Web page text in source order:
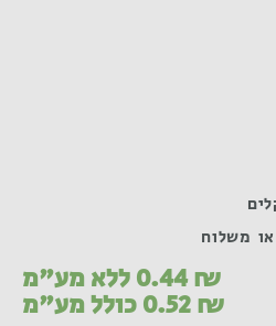
משלוח
0.44₪ ללא מע"מ
0.52₪ כולל מע"מ